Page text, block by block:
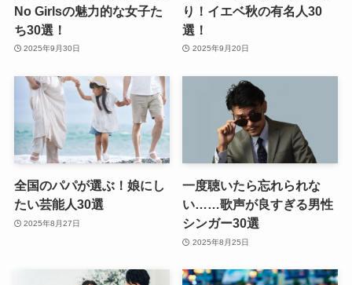
No Girlsの魅力的な女子た
ち30選！
2025年9月30日
り！イエベ秋の有名人30
選！
2025年9月20日
全国のパパが選ぶ！娘にし
たい芸能人30選
2025年8月27日
一度聴いたら忘れられな
い……歌声が良すぎる男性
シンガー30選
2025年8月25日